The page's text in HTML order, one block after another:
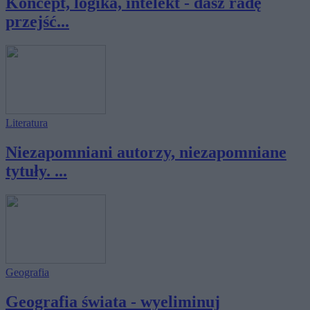
przejść...
Literatura
Niezapomniani autorzy, niezapomniane
tytuły. ...
Geografia
Geografia świata - wyeliminuj